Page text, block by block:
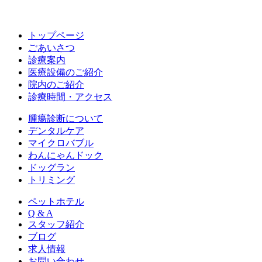
トップページ
ごあいさつ
診療案内
医療設備のご紹介
院内のご紹介
診療時間・アクセス
腫瘍診断について
デンタルケア
マイクロバブル
わんにゃんドック
ドッグラン
トリミング
ペットホテル
Q & A
スタッフ紹介
ブログ
求人情報